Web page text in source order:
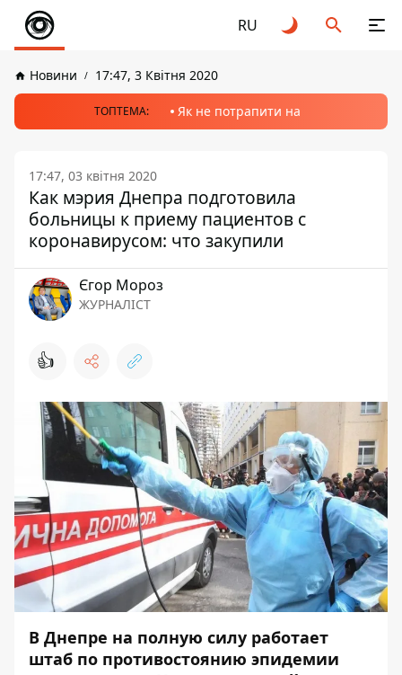
RU
Новини 17:47, 3 Квітня 2020
ТОПТЕМА: Як не потрапити на
17:47, 03 квітня 2020
Как мэрия Днепра подготовила
больницы к приему пациентов с
коронавирусом: что закупили
Єгор Мороз
ЖУРНАЛІСТ
👍
В Днепре на полную силу работает
штаб по противостоянию эпидемии